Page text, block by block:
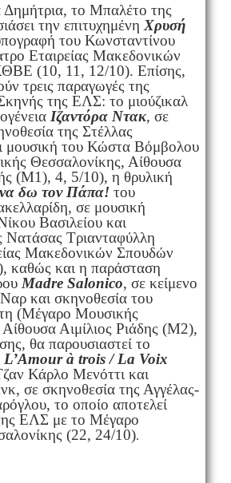
Δημήτρια, το Μπαλέτο της
την επιτυχημένη Χρυσή
του Κωνσταντίνου
Εταιρείας Μακεδονικών
(10, 11, 12/10). Επίσης,
τρεις παραγωγές της
της ΕΛΣ: το μιούζικαλ
Ιζαντόρα Ντακ, σε
της Στέλλας
μουσική του Κώστα Βόμβολου
Θεσσαλονίκης, Αίθουσα
(Μ1), 4, 5/10), η θρυλική
δω τον Πάπα!του
σε μουσική
Βασιλείου και
Νατάσας Τριανταφύλλη
Μακεδονικών Σπουδών
και η παράσταση
Madre Salonico, σε κείμενο
και σκηνοθεσία του
(Μέγαρο Μουσικής
Αιμίλιος Ριάδης (Μ2),
θα παρουσιαστεί το
L’Amour à trois / La Voix
Κάρλο Μενόττι και
σε σκηνοθεσία της Αγγέλας-
το οποίο αποτελεί
ΕΛΣ με το Μέγαρο
(22, 24/10).